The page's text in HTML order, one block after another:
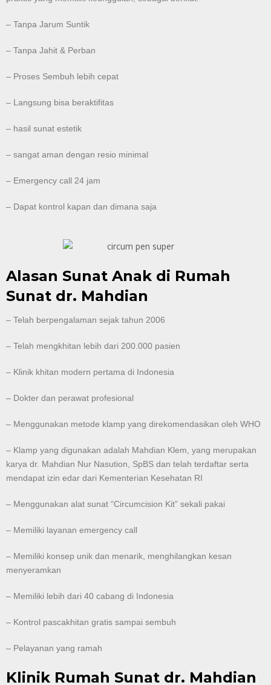
– Tanpa Jarum Suntik
– Tanpa Jahit & Perban
– Proses Sembuh lebih cepat
– Langsung bisa beraktifitas
– hasil sunat estetik
– sangat aman dengan resio minimal
– Emergency call 24 jam
– Dapat kontrol kapan dan dimana saja
Alasan Sunat Anak di Rumah
Sunat dr. Mahdian
– Telah berpengalaman sejak tahun 2006
– Telah mengkhitan lebih dari 200.000 pasien
– Klinik khitan modern pertama di Indonesia
– Dokter dan perawat profesional
– Menggunakan metode klamp yang direkomendasikan oleh WHO
– Klamp yang digunakan adalah Mahdian Klem, yang merupakan
karya dr. Mahdian Nur Nasution, SpBS dan telah terdaftar serta
mendapat izin edar dari Kementerian Kesehatan RI
– Menggunakan alat sunat “Circumcision Kit” sekali pakai
– Memiliki layanan emergency call
– Memiliki konsep unik dan menarik, menghilangkan kesan
menyeramkan
– Memiliki lebih dari 40 cabang di Indonesia
– Kontrol pascakhitan gratis sampai sembuh
– Pelayanan yang ramah
Klinik Rumah Sunat dr. Mahdian